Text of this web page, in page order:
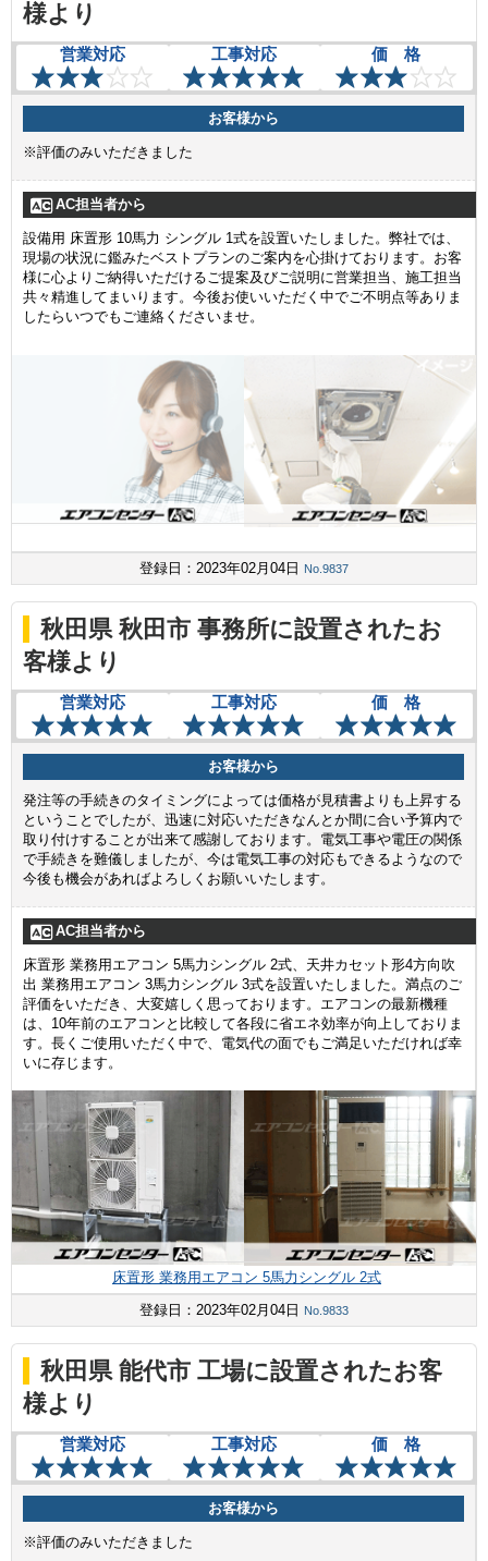
様より
営業対応 工事対応 価 格
お客様から
※評価のみいただきました
AC担当者から
設備用 床置形 10馬力 シングル 1式を設置いたしました。弊社では、
現場の状況に鑑みたベストプランのご案内を心掛けております。お客
様に心よりご納得いただけるご提案及びご説明に営業担当、施工担当
共々精進してまいります。今後お使いいただく中でご不明点等ありま
したらいつでもご連絡くださいませ。
登録日：2023年02月04日 No.9837
秋田県 秋田市 事務所に設置されたお
客様より
営業対応 工事対応 価 格
お客様から
発注等の手続きのタイミングによっては価格が見積書よりも上昇する
ということでしたが、迅速に対応いただきなんとか間に合い予算内で
取り付けすることが出来て感謝しております。電気工事や電圧の関係
で手続きを難儀しましたが、今は電気工事の対応もできるようなので
今後も機会があればよろしくお願いいたします。
AC担当者から
床置形 業務用エアコン 5馬力シングル 2式、天井カセット形4方向吹
出 業務用エアコン 3馬力シングル 3式を設置いたしました。満点のご
評価をいただき、大変嬉しく思っております。エアコンの最新機種
は、10年前のエアコンと比較して各段に省エネ効率が向上しておりま
す。長くご使用いただく中で、電気代の面でもご満足いただければ幸
いに存じます。
床置形 業務用エアコン 5馬力シングル 2式
登録日：2023年02月04日
No.9833
秋田県 能代市 工場に設置されたお客
様より
営業対応 工事対応 価 格
お客様から
※評価のみいただきました